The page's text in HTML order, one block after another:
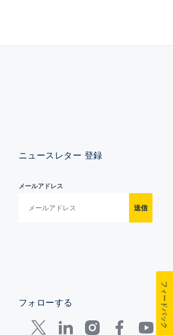
ニュースレター 登録
メールアドレス
送信
フォローする フィードバック